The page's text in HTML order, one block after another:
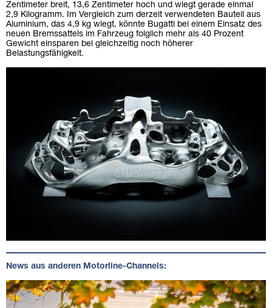
Zentimeter breit, 13,6 Zentimeter hoch und wiegt gerade einmal
2,9 Kilogramm. Im Vergleich zum derzeit verwendeten Bauteil aus
Aluminium, das 4,9 kg wiegt, könnte Bugatti bei einem Einsatz des
neuen Bremssattels im Fahrzeug folglich mehr als 40 Prozent
Gewicht einsparen bei gleichzeitig noch höherer
Belastungsfähigkeit.
News aus anderen Motorline-Channels: